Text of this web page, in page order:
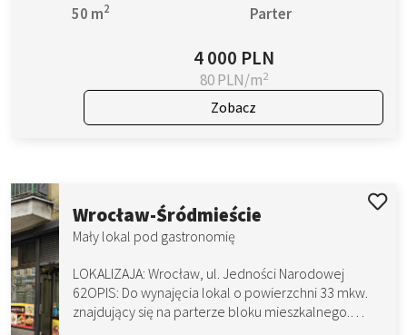
50 m2
Parter
4 000 PLN
80 PLN/m2
Zobacz
Wrocław-Śródmieście
Mały lokal pod gastronomię
LOKALIZAJA: Wrocław, ul. Jedności Narodowej
62OPIS: Do wynajęcia lokal o powierzchni 33 mkw.
znajdujący się na parterze bloku mieszkalnego.…